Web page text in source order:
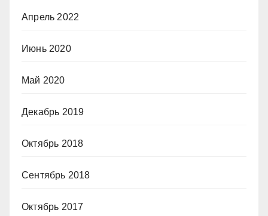
Апрель 2022
Июнь 2020
Май 2020
Декабрь 2019
Октябрь 2018
Сентябрь 2018
Октябрь 2017